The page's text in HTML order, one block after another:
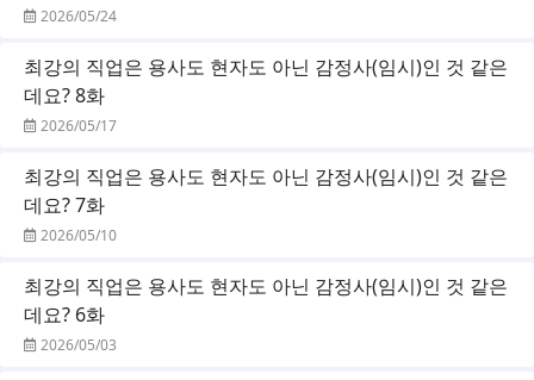
2026/05/24
최강의 직업은 용사도 현자도 아닌 감정사(임시)인 것 같은
데요? 8화
2026/05/17
최강의 직업은 용사도 현자도 아닌 감정사(임시)인 것 같은
데요? 7화
2026/05/10
최강의 직업은 용사도 현자도 아닌 감정사(임시)인 것 같은
데요? 6화
2026/05/03